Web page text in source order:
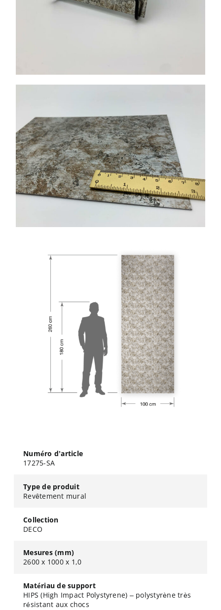
Numéro d’article
17275-SA
Type de produit
Revêtement mural
Collection
DECO
Mesures (mm)
2600 x 1000 x 1,0
Matériau de support
HIPS (High Impact Polystyrene) – polystyrène très
résistant aux chocs